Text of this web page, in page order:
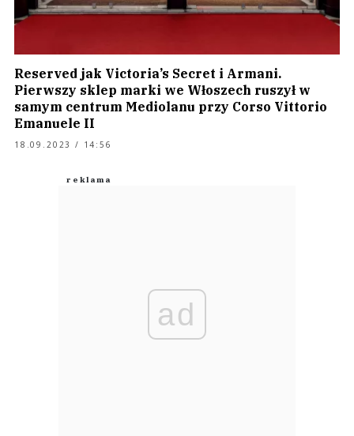
Reserved jak Victoria’s Secret i Armani.
Pierwszy sklep marki we Włoszech ruszył w
samym centrum Mediolanu przy Corso Vittorio
Emanuele II
18.09.2023 / 14:56
ad